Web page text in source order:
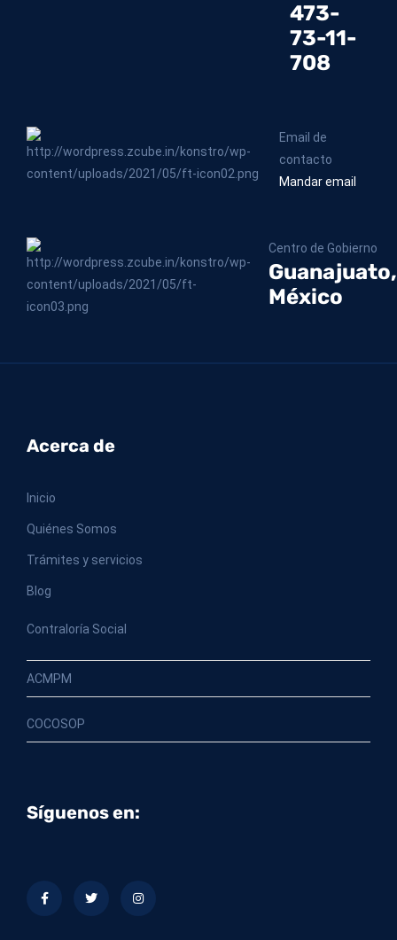
473-
73-11-
708
Email de
contacto
Mandar email
Centro de Gobierno
Guanajuato,
México
Acerca de
Inicio
Quiénes Somos
Trámites y servicios
Blog
Contraloría Social
ACMPM
COCOSOP
Síguenos en: